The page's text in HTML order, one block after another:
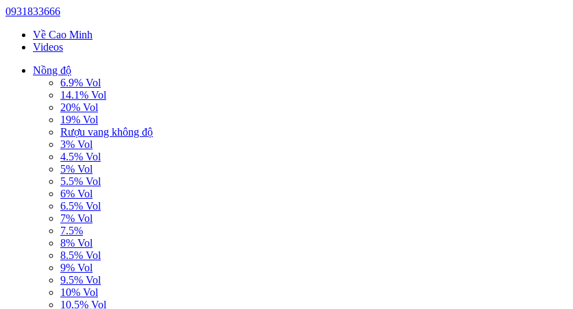
0931833666
Về Cao Minh
Videos
Nồng độ
6.9% Vol
14.1% Vol
20% Vol
19% Vol
Rượu vang không độ
3% Vol
4.5% Vol
5% Vol
5.5% Vol
6% Vol
6.5% Vol
7% Vol
7.5%
8% Vol
8.5% Vol
9% Vol
9.5% Vol
10% Vol
10.5% Vol